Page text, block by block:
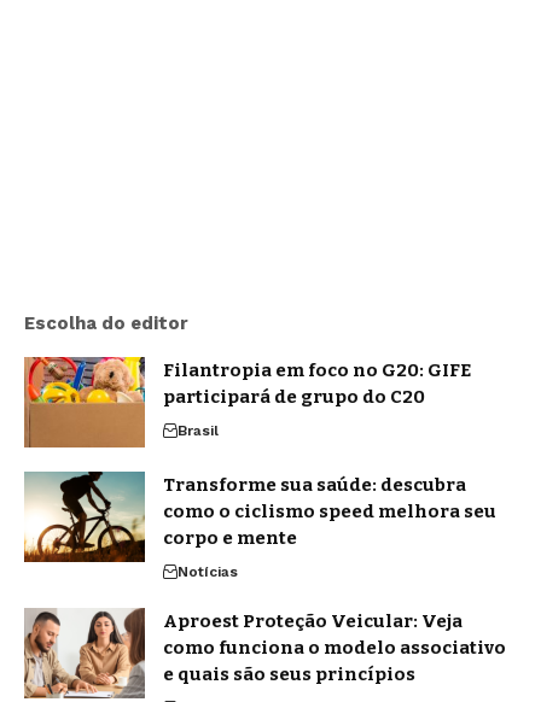
Escolha do editor
Filantropia em foco no G20: GIFE
participará de grupo do C20
Brasil
Transforme sua saúde: descubra
como o ciclismo speed melhora seu
corpo e mente
Notícias
Aproest Proteção Veicular: Veja
como funciona o modelo associativo
e quais são seus princípios